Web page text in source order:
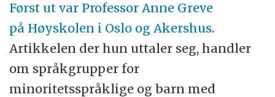
Først ut var Professor Anne Greve
på Høyskolen i Oslo og Akershus.
Artikkelen der hun uttaler seg, handler
om språkgrupper for
minoritetsspråklige og barn med